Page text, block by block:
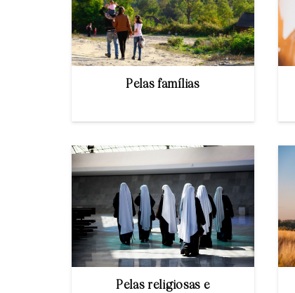
Pelas famílias
Pelas religiosas e